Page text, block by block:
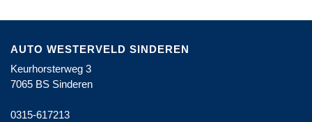
AFSPRAAK VOOR MIJN AUTO?
Via onze website maakt u snel en eenvoudig online
AUTO WESTERVELD SINDEREN
Keurhorsterweg 3
7065 BS Sinderen
0315-617213